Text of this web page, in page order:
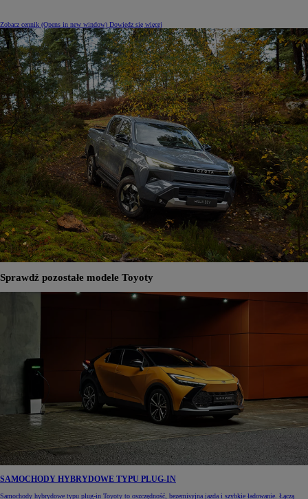
Zobacz cennik (Opens in new window) Dowiedz się więcej
Sprawdź pozostałe modele Toyoty
SAMOCHODY HYBRYDOWE TYPU PLUG-IN
Samochody hybrydowe typu plug-in Toyoty to oszczędność, bezemisyjna jazda i szybkie ładowanie. Łączą